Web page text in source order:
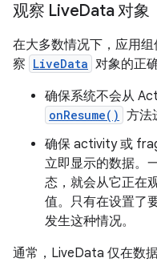
观察 LiveData 对象
在大多数情况下，应用组
察 LiveData 对象的正
确保系统不会从
onResume() 方法
确保 activity 或
立即显示的数据。
态，就会从它正在
值。只有在设置了
发生这种情况。
通常，LiveData 仅在数